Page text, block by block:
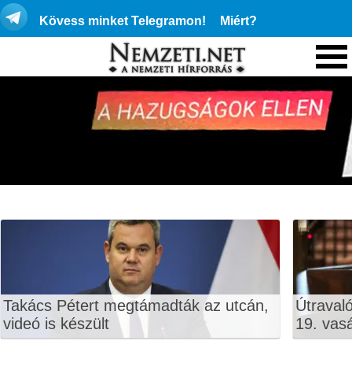
Kövess minket Telegramon! Miért?
Takács Pétert megtámadták az utcán,
videó is készült
19.